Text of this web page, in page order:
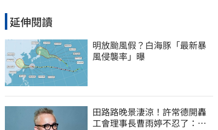
延伸閱讀
明放颱風假？白海豚「最新暴
風侵襲率」曝
田路路晚景淒涼！許常德開轟
工會理事長曹雨婷不忍了：別